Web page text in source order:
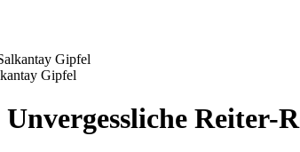
Gipfel
Reiter-